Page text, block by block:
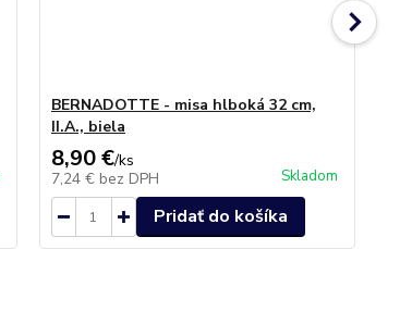
BERNADOTTE - misa hlboká 32 cm,
II.A., biela
8,90 €/ks
7,24 € bez DPH Skladom
Pridať do košíka